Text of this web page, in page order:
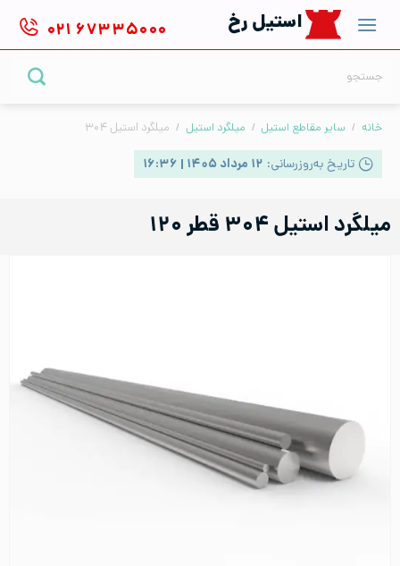
content
استیل رخ ۰۲۱ ۶۷۳۳۵۰۰۰
خانه / سایر مقاطع استیل / میلگرد استیل / میلگرد استیل ۳۰۴
تاریخ به‌روزرسانی: ۱۲ مرداد ۱۴۰۵ | ۱۶:۳۶
میلگرد استیل ۳۰۴ قطر ۱۲۰